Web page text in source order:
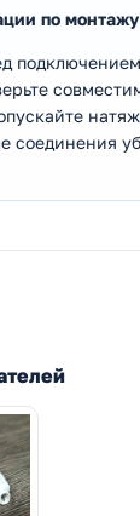
по монтажу
соединения